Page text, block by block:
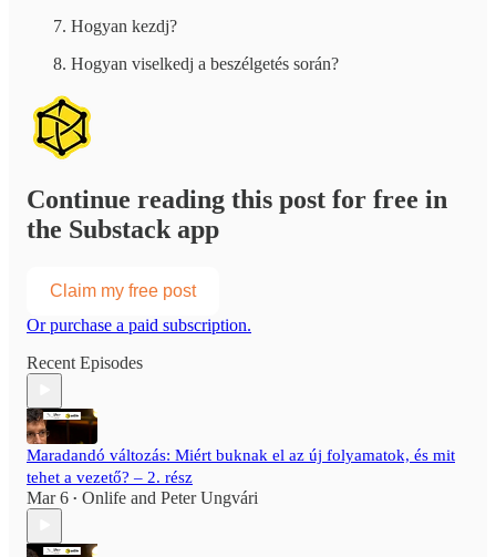
Hogyan kezdj?
Hogyan viselkedj a beszélgetés során?
Continue reading this post for free in
the Substack app
Claim my free post
Or purchase a paid subscription.
Recent Episodes
Maradandó változás: Miért buknak el az új folyamatok, és mit
tehet a vezető? – 2. rész
Mar 6 • Onlife and Peter Ungvári